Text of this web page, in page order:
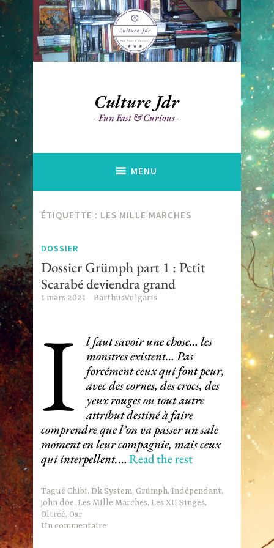
Accéder
au
contenu
principal
Culture Jdr
Fun Fast & Curious
MENU
ÉTIQUETTE : LES MILLE MARCHES
DOSSIER
Dossier Grümph part 1 : Petit
Scarabé deviendra grand
1 mars 2021 BarthusVulgaris
I
l faut savoir une chose… les
monstres existent… Pas
forcément ceux qui font peur,
avec des cornes, des crocs, des
yeux rouges ou tout autre
attribut destiné à faire
comprendre que l’on va passer un sale
moment en leur compagnie, mais ceux
qui interpellent.…Read the rest
TaguéChibi,Dk System,Grümph,Indépendant,
john doe,Les Mille Marches,Les XII Singes,
Oltréé,Osr
Un commentaire